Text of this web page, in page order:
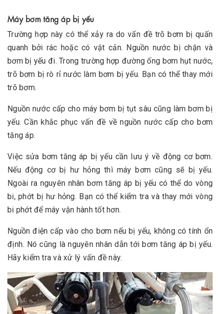
Máy bơm tăng áp bị yếu
Trường hợp này có thể xảy ra do vấn đề trõ bơm bị quấn
quanh bởi rác hoặc có vật cản. Nguồn nước bị chặn và
bơm bị yếu đi. Trong trường hợp đường ống bơm hụt nước,
trõ bơm bị rò rỉ nước làm bơm bị yếu. Bạn có thể thay mới
trõ bơm.
Nguồn nước cấp cho máy bơm bị tụt sâu cũng làm bơm bị
yếu. Cần khắc phục vấn đề về nguồn nước cấp cho bơm
tăng áp.
Việc sửa bơm tăng áp bị yếu cần lưu ý về động cơ bơm.
Nếu động cơ bị hư hỏng thì máy bơm cũng sẽ bị yếu.
Ngoài ra nguyên nhân bơm tăng áp bị yếu có thể do vòng
bi, phớt bị hư hỏng. Bạn có thể kiểm tra và thay mới vòng
bi phớt để máy vận hành tốt hơn.
Nguồn điện cấp vào cho bơm nếu bị yếu, không có tính ổn
định. Nó cũng là nguyên nhân dẫn tới bơm tăng áp bị yếu.
Hãy kiểm tra và xử lý vấn đề này.